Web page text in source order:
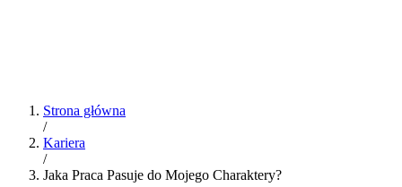
Strona główna
/
Kariera
/
Jaka Praca Pasuje do Mojego Charaktery?